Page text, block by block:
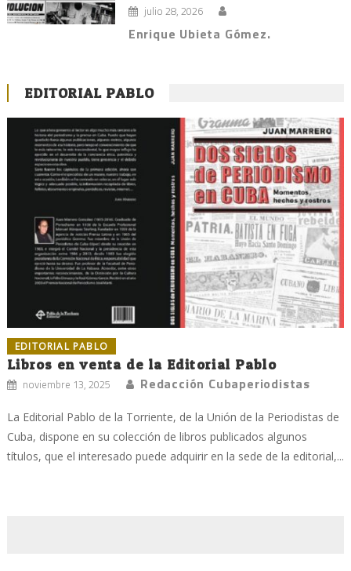
julio 28, 2026
Enrique Ubieta Gómez.
EDITORIAL PABLO
EDITORIAL PABLO
Libros en venta de la Editorial Pablo
noviembre 13, 2025 Redacción Cubaperiodistas
La Editorial Pablo de la Torriente, de la Unión de la Periodistas de
Cuba, dispone en su colección de libros publicados algunos
títulos, que el interesado puede adquirir en la sede de la editorial,...